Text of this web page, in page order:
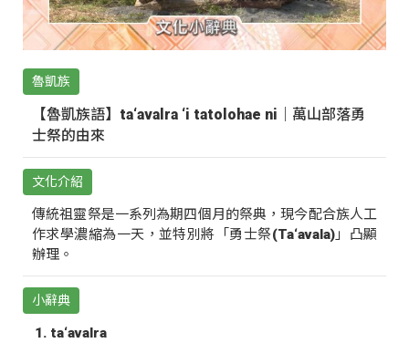
魯凱族
【魯凱族語】ta‘avalra ‘i tatolohae ni｜萬山部落勇
士祭的由來
文化介紹
傳統祖靈祭是一系列為期四個月的祭典，現今配合族人工
作求學濃縮為一天，並特別將「勇士祭(Ta‘avala)」凸顯
辦理。
小辭典
ta‘avalra